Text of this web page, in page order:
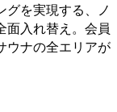
グを実現する、ノ
面入れ替え。会員
ウナの全エリアが